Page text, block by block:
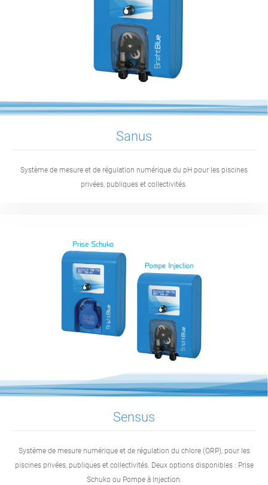
Sanus
Système de mesure et de régulation numérique du pH pour les piscines
privées, publiques et collectivités.
Sensus
Système de mesure numérique et de régulation du chlore (ORP), pour les
piscines privées, publiques et collectivités. Deux options disponibles : Prise
Schuko ou Pompe à Injection.